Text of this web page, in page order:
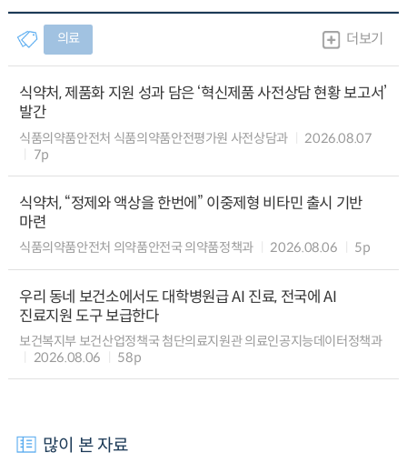
의료 더보기
식약처, 제품화 지원 성과 담은 ‘혁신제품 사전상담 현황 보고서’
발간
식품의약품안전처 식품의약품안전평가원 사전상담과
2026.08.07
7p
식약처, “정제와 액상을 한번에” 이중제형 비타민 출시 기반
마련
식품의약품안전처 의약품안전국 의약품정책과 2026.08.06 5p
우리 동네 보건소에서도 대학병원급 AI 진료, 전국에 AI
진료지원 도구 보급한다
보건복지부 보건산업정책국 첨단의료지원관 의료인공지능데이터정책과
2026.08.06
58p
많이 본 자료